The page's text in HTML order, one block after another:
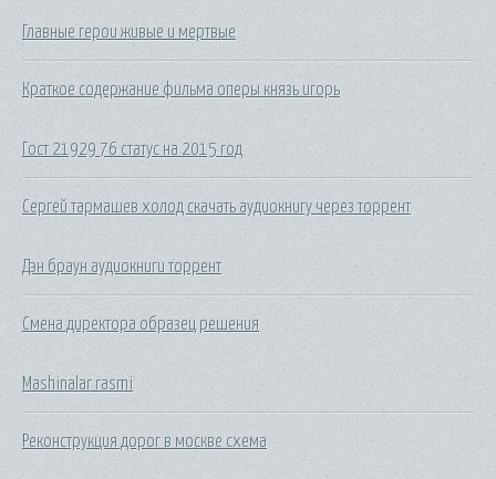
Главные герои живые и мертвые
Краткое содержание фильма оперы князь игорь
Гост 21929 76 статус на 2015 год
Сергей тармашев холод скачать аудиокнигу через торрент
Дэн браун аудиокниги торрент
Смена директора образец решения
Mashinalar rasmi
Реконструкция дорог в москве схема